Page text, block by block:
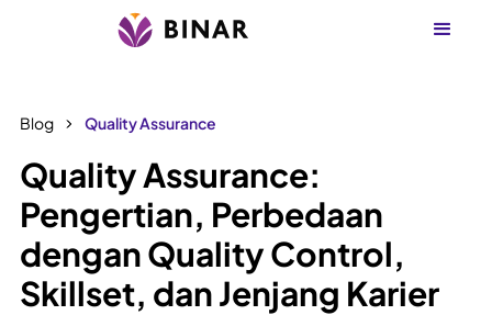
Blog Quality Assurance
Quality Assurance:
Pengertian, Perbedaan
dengan Quality Control,
Skillset, dan Jenjang Karier